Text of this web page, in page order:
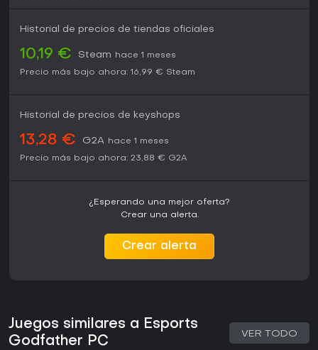
Historial de precios de tiendas oficiales
10,19 € Steam
hace 1 meses
Precio más bajo ahora: 16,99 € Steam
Historial de precios de keyshops
13,28 € G2A hace 1 meses
Precio más bajo ahora: 23,88 € G2A
¿Esperando una mejor oferta?
Crear una alerta.
Crear alerta
Juegos similares a Esports
Godfather PC
VER TODO